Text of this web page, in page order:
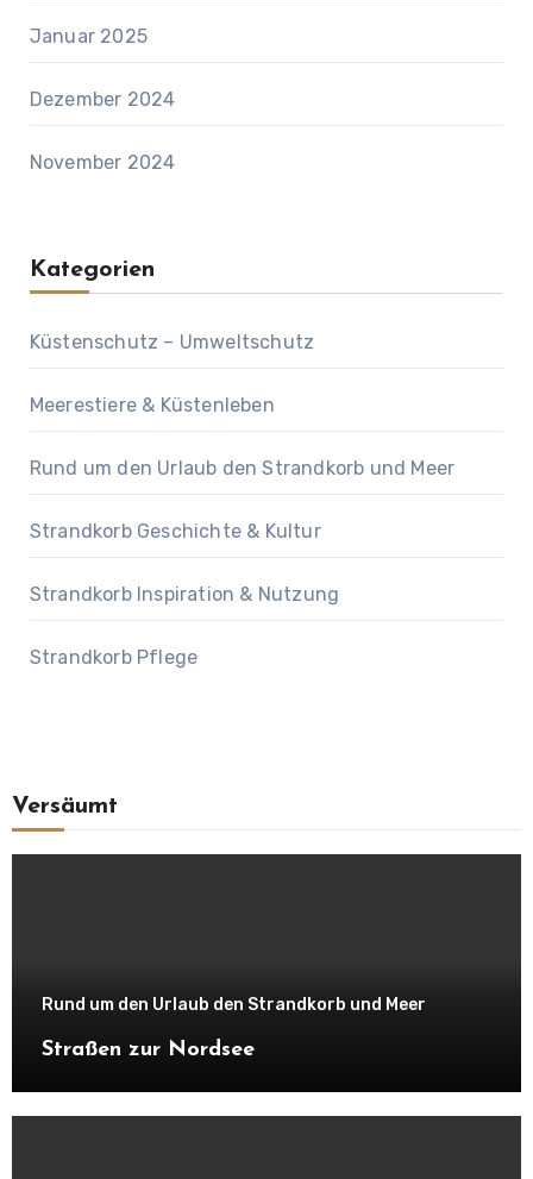
Januar 2025
Dezember 2024
November 2024
Kategorien
Küstenschutz – Umweltschutz
Meerestiere & Küstenleben
Rund um den Urlaub den Strandkorb und Meer
Strandkorb Geschichte & Kultur
Strandkorb Inspiration & Nutzung
Strandkorb Pflege
Versäumt
Rund um den Urlaub den Strandkorb und Meer
Straßen zur Nordsee